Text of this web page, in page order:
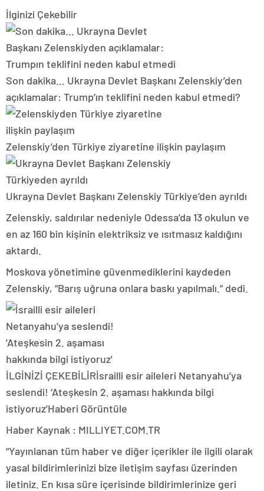
İlginizi Çekebilir
Son dakika… Ukrayna Devlet Başkanı Zelenskiy’den
açıklamalar: Trump’ın teklifini neden kabul etmedi?
Zelenskiy’den Türkiye ziyaretine ilişkin paylaşım
Ukrayna Devlet Başkanı Zelenskiy Türkiye’den ayrıldı
Zelenskiy, saldırılar nedeniyle Odessa’da 13 okulun ve
en az 160 bin kişinin elektriksiz ve ısıtmasız kaldığını
aktardı.
Moskova yönetimine güvenmediklerini kaydeden
Zelenskiy, “Barış uğruna onlara baskı yapılmalı.” dedi.
İLGİNİZİ ÇEKEBİLİRİsrailli esir aileleri Netanyahu’ya
seslendi! ‘Ateşkesin 2. aşaması hakkında bilgi
istiyoruz’Haberi Görüntüle
Haber Kaynak : MILLIYET.COM.TR
“Yayınlanan tüm haber ve diğer içerikler ile ilgili olarak
yasal bildirimlerinizi bize iletişim sayfası üzerinden
iletiniz. En kısa süre içerisinde bildirimlerinize geri